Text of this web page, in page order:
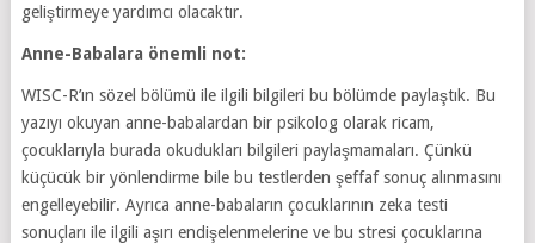
geliştirmeye yardımcı olacaktır.
Anne-Babalara önemli not:
WISC-R’ın sözel bölümü ile ilgili bilgileri bu bölümde paylaştık. Bu
yazıyı okuyan anne-babalardan bir psikolog olarak ricam,
çocuklarıyla burada okudukları bilgileri paylaşmamaları. Çünkü
küçücük bir yönlendirme bile bu testlerden şeffaf sonuç alınmasını
engelleyebilir. Ayrıca anne-babaların çocuklarının zeka testi
sonuçları ile ilgili aşırı endişelenmelerine ve bu stresi çocuklarına